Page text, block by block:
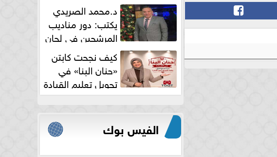
د.محمد الصريدي
يكتب: دور مناديب
المرشحين في لجان
الانتخابات
كيف نجحت كابتن
«حنان البنا» في
تحويل تعليم القيادة
النسائية من خوف...
الفيس بوك